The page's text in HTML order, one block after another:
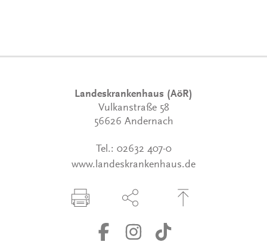
Landeskrankenhaus (AöR)
Vulkanstraße 58
56626 Andernach
Tel.: 02632 407-0
www.landeskrankenhaus.de